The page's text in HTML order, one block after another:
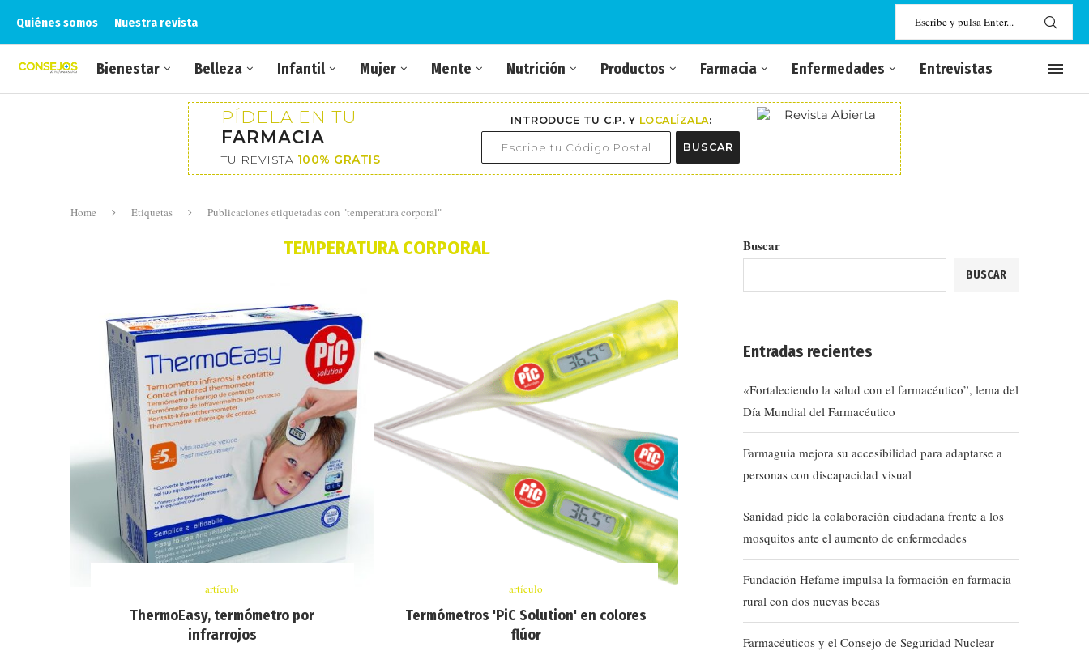
Quiénes somos Nuestra revista
Bienestar Belleza Infantil Mujer Mente Nutrición Productos Farmacia Enfermedades Entrevistas
PÍDELA EN TU
FARMACIA
TU REVISTA 100% GRATIS
INTRODUCE TU C.P. Y LOCALÍZALA:
BUSCAR
Home Etiquetas Publicaciones etiquetadas con "temperatura corporal"
TEMPERATURA CORPORAL
artículo
ThermoEasy, termómetro por
infrarrojos
artículo
Termómetros 'PiC Solution' en colores
flúor
Buscar
BUSCAR
Entradas recientes
«Fortaleciendo la salud con el farmacéutico”, lema del
Día Mundial del Farmacéutico
Farmaguia mejora su accesibilidad para adaptarse a
personas con discapacidad visual
Sanidad pide la colaboración ciudadana frente a los
mosquitos ante el aumento de enfermedades
Fundación Hefame impulsa la formación en farmacia
rural con dos nuevas becas
Farmacéuticos y el Consejo de Seguridad Nuclear